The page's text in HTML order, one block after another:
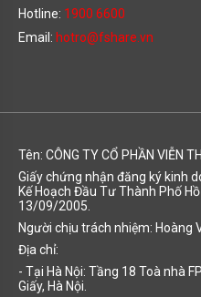
Hotline: 1900 6600
Email: hotro@fshare.vn
Tên: CÔNG TY CỔ PHẦN VIỄN
Giấy chứng nhận đăng ký kinh
Kế Hoạch Đầu Tư Thành Phố
13/09/2005.
Người chịu trách nhiệm: Hoàng
Địa chỉ:
- Tại Hà Nội: Tầng 18 Toà nhà
Giấy, Hà Nội.